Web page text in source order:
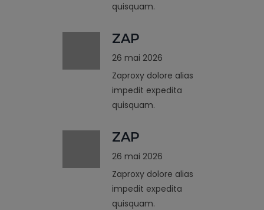
quisquam.
ZAP
26 mai 2026
Zaproxy dolore alias
impedit expedita
quisquam.
ZAP
26 mai 2026
Zaproxy dolore alias
impedit expedita
quisquam.